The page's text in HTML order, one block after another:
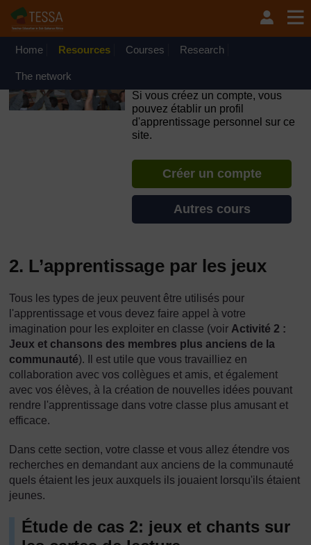
Passer au contenu principal
OpenLearn Create will be unavailable on Wednesday 12
August 2026 from 8am to 10.30am (GMT) due to routine
Home Resources Courses Research
The network
Si vous créez un compte, vous
pouvez établir un profil
d'apprentissage personnel sur ce
site.
Créer un compte
Autres cours
2. L’apprentissage par les jeux
Tous les types de jeux peuvent être utilisés pour
l'apprentissage et vous devez faire appel à votre
imagination pour les exploiter en classe (voir Activité 2 :
Jeux et chansons des membres plus anciens de la
communauté). Il est utile que vous travailliez en
collaboration avec vos collègues et amis, et également
avec vos élèves, à la création de nouvelles idées pouvant
rendre l'apprentissage dans votre classe plus amusant et
efficace.
Dans cette section, votre classe et vous allez étendre vos
recherches en demandant aux anciens de la communauté
quels étaient les jeux auxquels ils jouaient lorsqu'ils étaient
jeunes.
Étude de cas 2: jeux et chants sur